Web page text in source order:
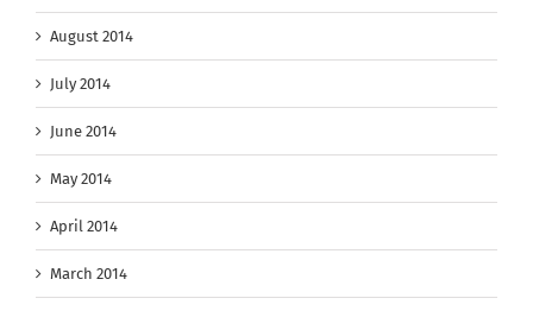
August 2014
July 2014
June 2014
May 2014
April 2014
March 2014